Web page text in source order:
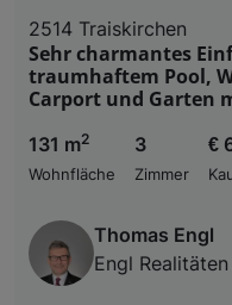
2514 Traiskirchen
Sehr charmantes
traumhaftem Pool,
Carport und Garten
131 m2
Wohnfläche
3
Zimmer
€
Thomas Engl
Engl